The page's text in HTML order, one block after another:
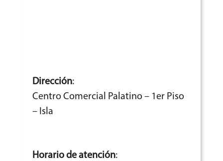
Dirección:
Centro Comercial Palatino – 1er Piso
– Isla
Horario de atención: